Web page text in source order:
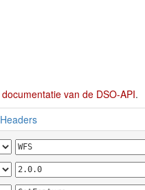
documentatie van de DSO-API.
Headers